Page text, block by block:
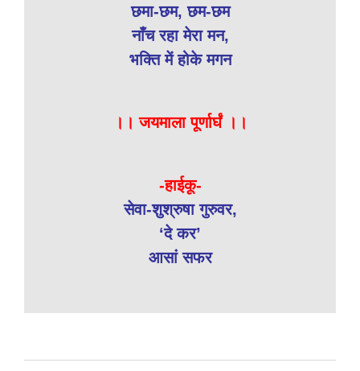
छमा-छम, छम-छम
नाँच रहा मेरा मन,
भक्ति में होके मगन
।। जयमाला पूर्णार्घं ।।
-हाईकू-
सेवा-शुश्रुषा गुरुवर,
‘दे कर’
आसां सफर